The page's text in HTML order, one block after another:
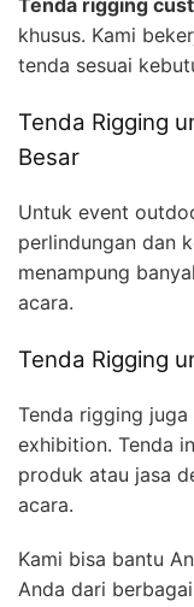
Tenda rigging
khusus. Kami
tenda sesuai
Tenda Rigging
Besar
Untuk event
perlindungan dan
menampung
acara.
Tenda Rigging
Tenda rigging
exhibition. Tenda
produk atau jasa
acara.
Kami bisa bantu
Anda dari berbagai